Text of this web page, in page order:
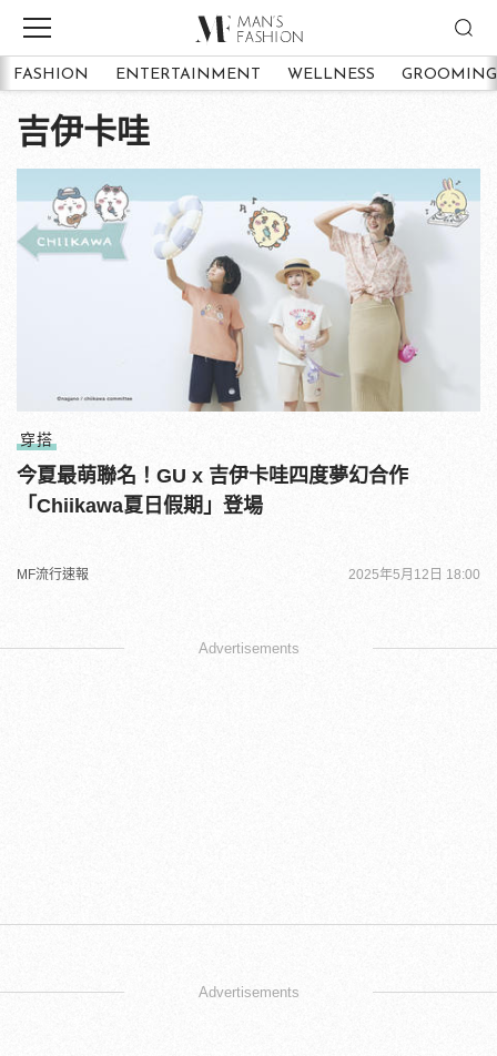
FASHION ENTERTAINMENT WELLNESS GROOMING
吉伊卡哇
穿搭
今夏最萌聯名！GU x 吉伊卡哇四度夢幻合作
「Chiikawa夏日假期」登場
MF流行速報 2025年5月12日 18:00
Advertisements
Advertisements